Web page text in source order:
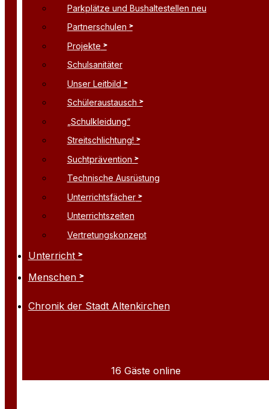
Parkplätze und Bushaltestellen neu
Partnerschulen
Projekte
Schulsanitäter
Unser Leitbild
Schüleraustausch
„Schulkleidung“
Streitschlichtung!
Suchtprävention
Technische Ausrüstung
Unterrichtsfächer
Unterrichtszeiten
Vertretungskonzept
Unterricht
Menschen
Chronik der Stadt Altenkirchen
16 Gäste online